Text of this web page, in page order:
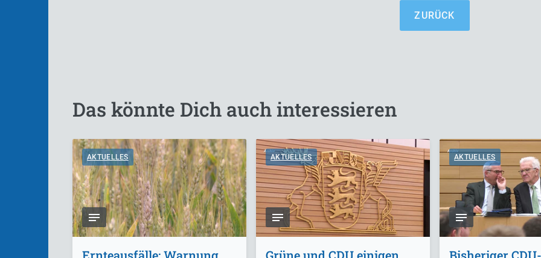
ZURÜCK
Das könnte Dich auch interessieren
AKTUELLES AKTUELLES AKTUELLES